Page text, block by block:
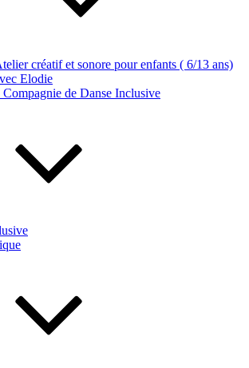
créatif et sonore pour enfants ( 6/13 ans)
Elodie
de Danse Inclusive